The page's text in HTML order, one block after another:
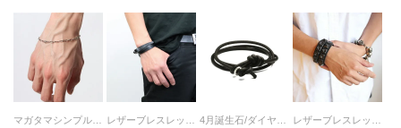
マガタマシンプルチェーンブレスレット-シルバー
レザーブレスレット5巻-LaVish-
4月誕生石/ダイヤモンドディアレザーブレスレット3巻-ダイヤモンド
レザーブレスレットダブルスタッズ